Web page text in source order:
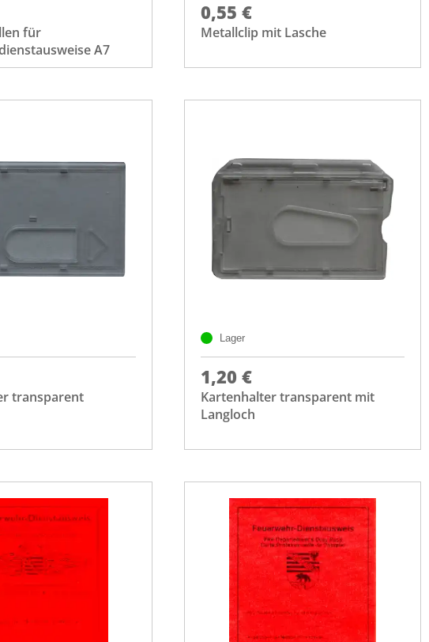
für
A7
0,55 €
Metallclip mit Lasche
transparent
Lager
1,20 €
Kartenhalter transparent mit
Langloch